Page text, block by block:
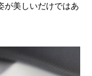
が美しいだけではあ